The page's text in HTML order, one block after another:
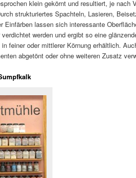
klein gekörnt und resultiert, je nach
strukturiertes Spachteln, Lasieren,
Einfärben lassen sich interessante
werden und ergibt so eine
feiner oder mittlerer Körnung erhältlich.
abgetönt oder ohne weiteren Zusatz